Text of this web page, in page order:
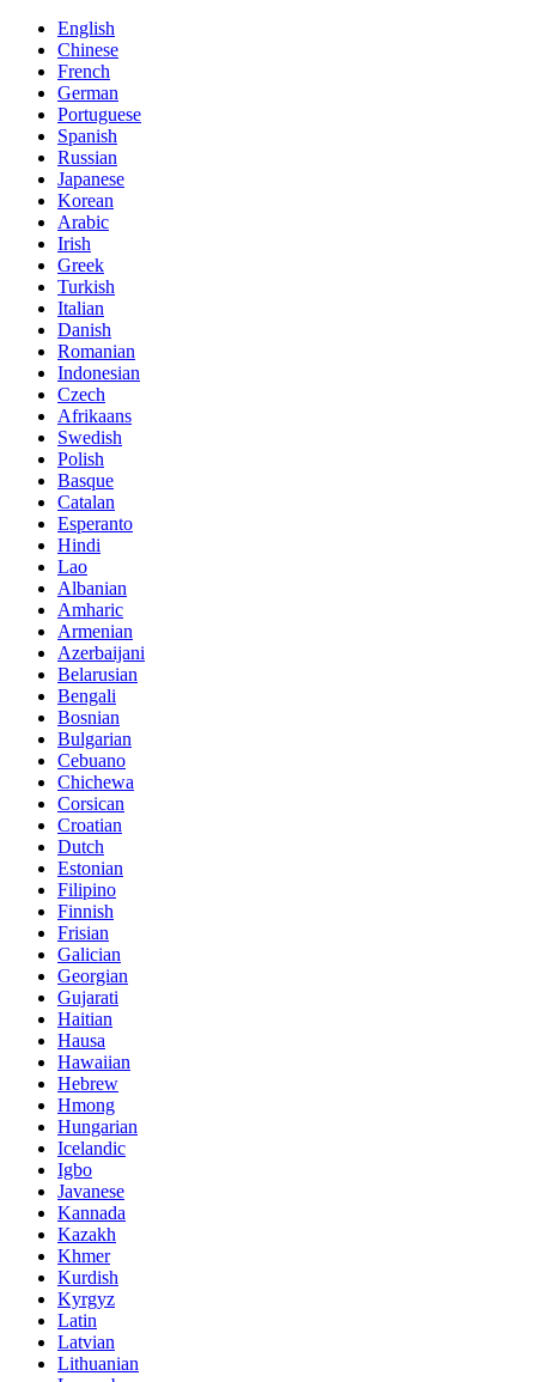
English
Chinese
French
German
Portuguese
Spanish
Russian
Japanese
Korean
Arabic
Irish
Greek
Turkish
Italian
Danish
Romanian
Indonesian
Czech
Afrikaans
Swedish
Polish
Basque
Catalan
Esperanto
Hindi
Lao
Albanian
Amharic
Armenian
Azerbaijani
Belarusian
Bengali
Bosnian
Bulgarian
Cebuano
Chichewa
Corsican
Croatian
Dutch
Estonian
Filipino
Finnish
Frisian
Galician
Georgian
Gujarati
Haitian
Hausa
Hawaiian
Hebrew
Hmong
Hungarian
Icelandic
Igbo
Javanese
Kannada
Kazakh
Khmer
Kurdish
Kyrgyz
Latin
Latvian
Lithuanian